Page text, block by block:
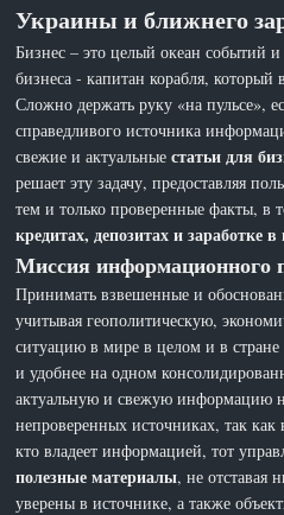
Украины и ближнего
Бизнес – это целый океан событий
бизнеса - капитан корабля,
Сложно держать руку «на пульсе»,
справедливого источника
свежие и актуальныестатьи для
решает эту задачу, предоставляя
тем и только проверенные факты, в
кредитах, депозитах и заработке в
Миссия информационного
Принимать взвешенные и
учитывая геополитическую,
ситуацию в мире в целом и в
и удобнее на одном
актуальную и свежую информацию
непроверенных источниках, так как
кто владеет информацией, тот
полезные материалы, не отставая
уверены в источнике, а также